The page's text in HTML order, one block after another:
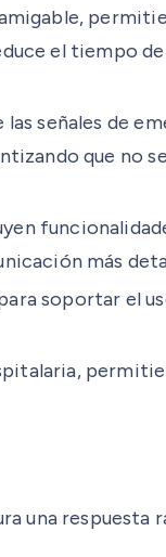
el tiempo
señales de
que no
más
soportar el
una respuesta